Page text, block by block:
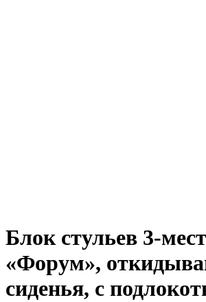
Блок стульев 3-
«Форум»,
сиденья, с